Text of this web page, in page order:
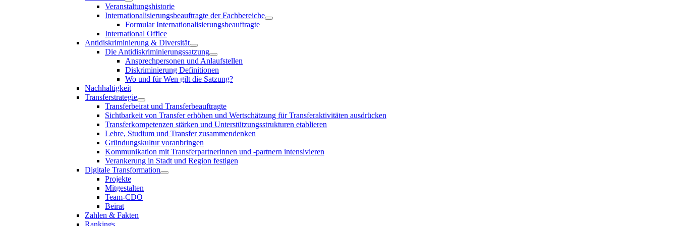
Veranstaltungshistorie
Internationalisierungsbeauftragte der Fachbereiche
Formular Internationalisierungsbeauftragte
International Office
Antidiskriminierung & Diversität
Die Antidiskriminierungssatzung
Ansprechpersonen und Anlaufstellen
Diskriminierung Definitionen
Wo und für Wen gilt die Satzung?
Nachhaltigkeit
Transferstrategie
Transferbeirat und Transferbeauftragte
Sichtbarkeit von Transfer erhöhen und Wertschätzung für Transferaktivitäten ausdrücken
Transferkompetenzen stärken und Unterstützungsstrukturen etablieren
Lehre, Studium und Transfer zusammendenken
Gründungskultur voranbringen
Kommunikation mit Transferpartnerinnen und -partnern intensivieren
Verankerung in Stadt und Region festigen
Digitale Transformation
Projekte
Mitgestalten
Team-CDO
Beirat
Zahlen & Fakten
Rankings